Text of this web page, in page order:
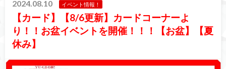
2024.08.10 イベント情報！
【カード】【8/6更新】カードコーナーよ
り！！お盆イベントを開催！！！【お盆】【夏
休み】